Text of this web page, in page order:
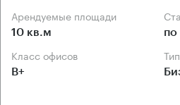
Арендуемые площади
10 кв.м по
Класс офисов
B+